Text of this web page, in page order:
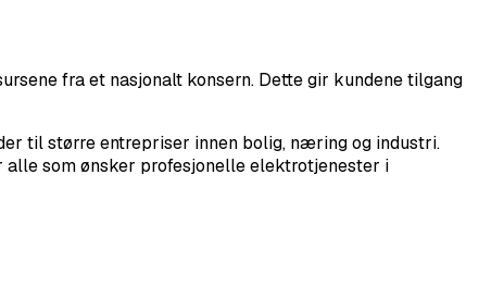
fra et nasjonalt konsern. Dette gir kundene tilgang
til større entrepriser innen bolig, næring og industri.
som ønsker profesjonelle elektrotjenester i